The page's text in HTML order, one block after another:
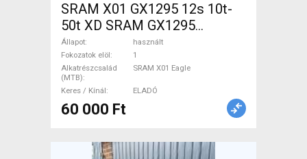
SRAM X01 GX1295 12s 10t-
50t XD SRAM GX1295
Mountain Bike Alkatrész,
MTB Hajtásrendszer használt
ELADÓ
Állapot
használt
Fokozatok elöl
1
Alkatrészcsalád
(MTB)
SRAM X01 Eagle
Keres / Kínál ELADÓ
60 000 Ft